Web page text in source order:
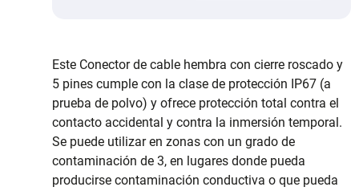
Este Conector de cable hembra con cierre roscado y
5 pines cumple con la clase de protección IP67 (a
prueba de polvo) y ofrece protección total contra el
contacto accidental y contra la inmersión temporal.
Se puede utilizar en zonas con un grado de
contaminación de 3, en lugares donde pueda
producirse contaminación conductiva o que pueda